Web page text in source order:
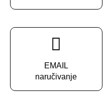
EMAIL
naručivanje